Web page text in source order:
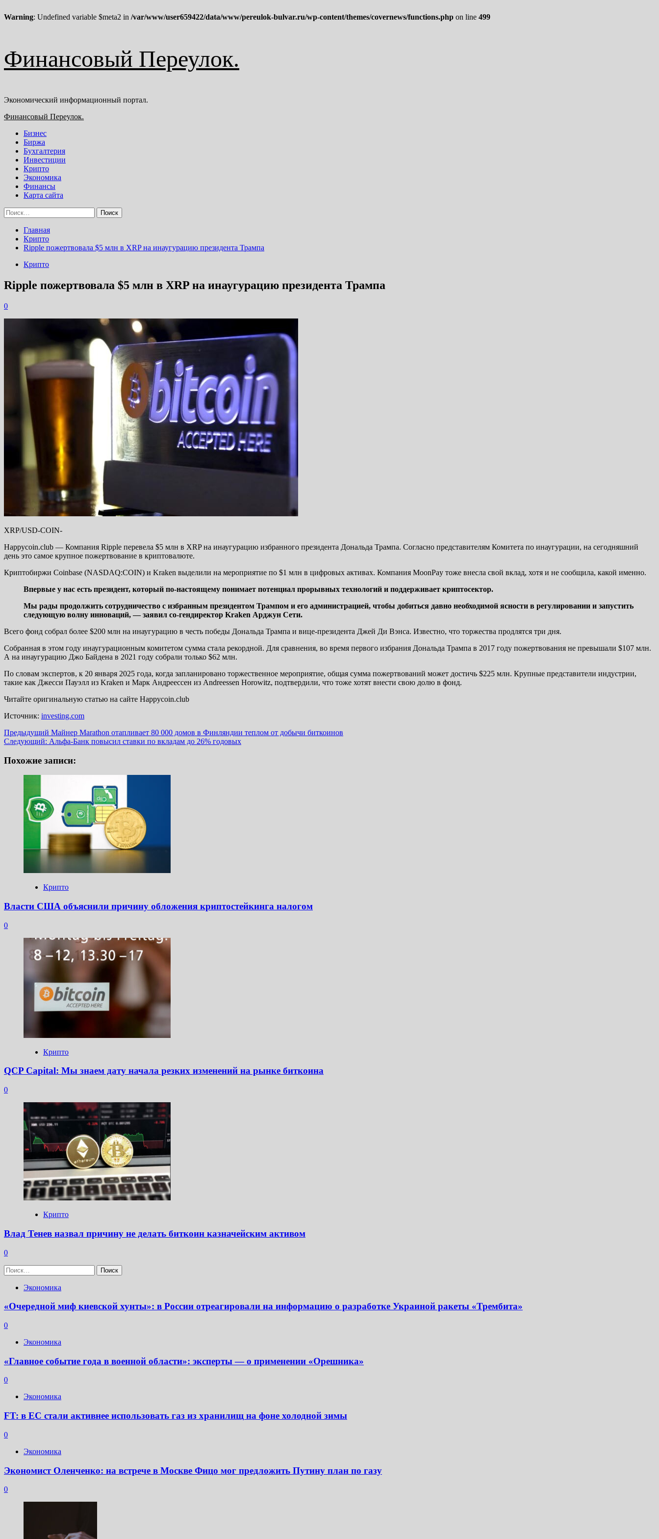
Warning: Undefined variable $meta2 in /var/www/user659422/data/www/pereulok-bulvar.ru/wp-content/themes/covernews/functions.php on line 499
к
содержимому
Финансовый Переулок.
Экономический информационный портал.
Основное
Финансовый Переулок.
Бизнес
Биржа
Бухгалтерия
Инвестиции
Крипто
Экономика
Финансы
Карта сайта
Найти:
Главная
Крипто
Ripple пожертвовала $5 млн в XRP на инаугурацию президента Трампа
Крипто
Ripple пожертвовала $5 млн в XRP на инаугурацию президента Трампа
0
XRP/USD-COIN-
Happycoin.club — Компания Ripple перевела $5 млн в XRP на инаугурацию избранного президента Дональда Трампа. Согласно представителям Комитета по инаугурации, на сегодняшний
день это самое крупное пожертвование в криптовалюте.
Криптобиржи Coinbase (NASDAQ:COIN) и Kraken выделили на мероприятие по $1 млн в цифровых активах. Компания MoonPay тоже внесла свой вклад, хотя и не сообщила, какой именно.
Впервые у нас есть президент, который по-настоящему понимает потенциал прорывных технологий и поддерживает криптосектор.
Мы рады продолжить сотрудничество с избранным президентом Трампом и его администрацией, чтобы добиться давно необходимой ясности в регулировании и запустить
следующую волну инноваций, — заявил со-гендиректор Kraken Арджун Сети.
Всего фонд собрал более $200 млн на инаугурацию в честь победы Дональда Трампа и вице-президента Джей Ди Вэнса. Известно, что торжества продлятся три дня.
Собранная в этом году инаугурационным комитетом сумма стала рекордной. Для сравнения, во время первого избрания Дональда Трампа в 2017 году пожертвования не превышали $107 млн.
А на инаугурацию Джо Байдена в 2021 году собрали только $62 млн.
По словам экспертов, к 20 января 2025 года, когда запланировано торжественное мероприятие, общая сумма пожертвований может достичь $225 млн. Крупные представители индустрии,
такие как Джесси Пауэлл из Kraken и Марк Андреессен из Andreessen Horowitz, подтвердили, что тоже хотят внести свою долю в фонд.
Читайте оригинальную статью на сайте Happycoin.club
Источник: investing.com
Навигация
записи
Предыдущий Майнер Marathon отапливает 80 000 домов в Финляндии теплом от добычи биткоинов
Следующий: Альфа-Банк повысил ставки по вкладам до 26% годовых
Похожие записи:
Крипто
Власти США объяснили причину обложения криптостейкинга налогом
0
Крипто
QCP Capital: Мы знаем дату начала резких изменений на рынке биткоина
0
Крипто
Влад Тенев назвал причину не делать биткоин казначейским активом
0
Найти:
Экономика
«Очередной миф киевской хунты»: в России отреагировали на информацию о разработке Украиной ракеты «Трембита»
0
Экономика
«Главное событие года в военной области»: эксперты — о применении «Орешника»
0
Экономика
FT: в ЕС стали активнее использовать газ из хранилищ на фоне холодной зимы
0
Экономика
Экономист Оленченко: на встрече в Москве Фицо мог предложить Путину план по газу
0